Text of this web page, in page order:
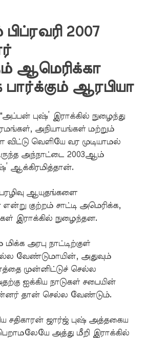
2007
ஆமெரிக்கா
ஆரபியா
புஷ்’ இராக்கில் நுழைந்து
அநியாயங்கள் மற்றும்
விட்டு வெளியே வர முடியாமல்
அந்நாட்டை 2003ஆம்
ஆக்கிரமித்தான்.
ஆயுதங்களை
என்று குற்றம் சாட்டி அமெரிக்க,
இராக்கில் நுழைந்தன.
அரபு நாட்டிற்குள்
வேண்டுமாயின், அதுவும்
முன்னிட்டுச் செல்ல
ஐக்கிய நாடுகள் சபையின்
தான் செல்ல வேண்டும்.
சதிகாரன் ஜார்ஜ் புஷ் அத்தகைய
அத்து மீறி இராக்கில்